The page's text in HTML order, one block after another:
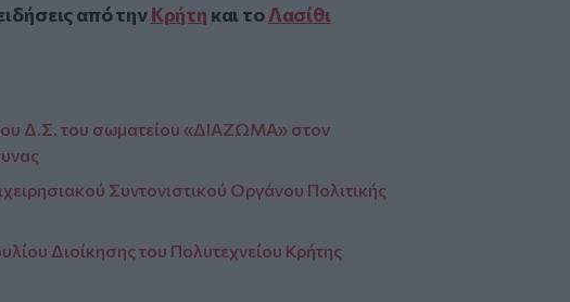
από τηνΚρήτη και τοΛασίθι
Δ.Σ. του σωματείου «ΔΙΑΖΩΜΑ» στον
Συντονιστικού Οργάνου Πολιτικής
Διοίκησης του Πολυτεχνείου Κρήτης